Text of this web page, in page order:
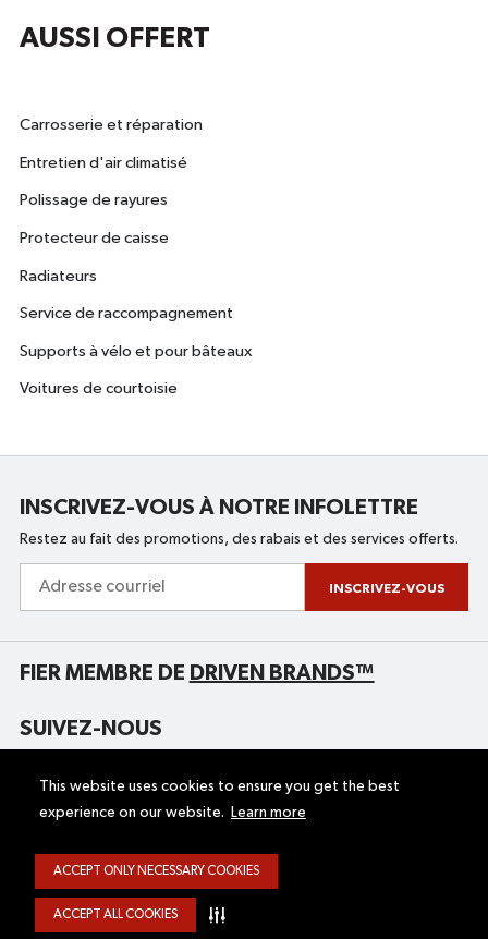
This website uses cookies to ensure you get the best
experience on our website.
Learn more
ACCEPT ONLY NECESSARY COOKIES
ACCEPT ALL COOKIES
AUSSI OFFERT
Carrosserie et réparation
Entretien d'air climatisé
Polissage de rayures
Protecteur de caisse
Radiateurs
Service de raccompagnement
Supports à vélo et pour bâteaux
Voitures de courtoisie
INSCRIVEZ-VOUS À NOTRE INFOLETTRE
Restez au fait des promotions, des rabais et des services offerts.
courriel
INSCRIVEZ-VOUS
FIER MEMBRE DE DRIVEN BRANDS™
SUIVEZ-NOUS
CERTIFICATS-CADEAUX
CARRIÈRES
SUCCURSALE